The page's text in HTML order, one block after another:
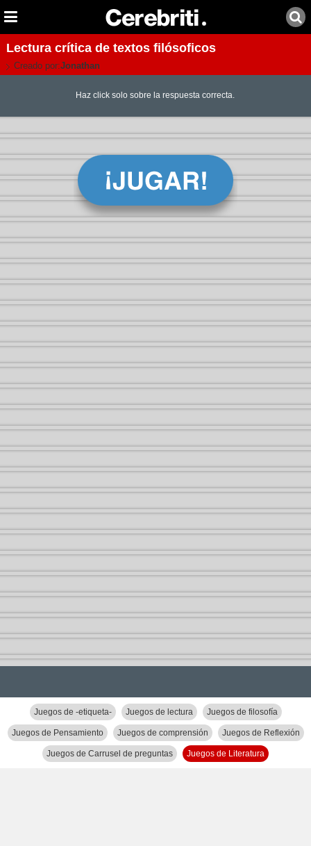
Lectura crítica de textos filósoficos
Creado por:Jonathan
Haz click solo sobre la respuesta correcta.
Juegos de -etiqueta- Juegos de lectura Juegos de filosofía
Juegos de Pensamiento Juegos de comprensión Juegos de Reflexión
Juegos de Carrusel de preguntas Juegos de Literatura